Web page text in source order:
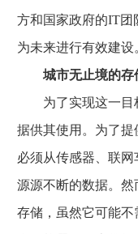
方和国家政府的IT团
为未来进行有效建设
城市无止境的存
为了实现这一目
据供其使用。为了
必须从传感器、联
源源不断的数据。
存储，虽然它可能